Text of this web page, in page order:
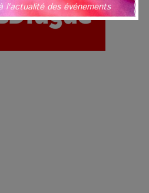
l'actualité des événements